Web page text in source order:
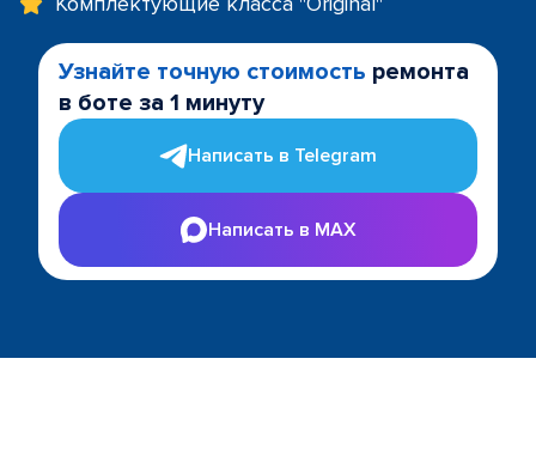
Узнайте точную стоимость ремонта
в боте за 1 минуту
Написать в Telegram
Написать в MAX